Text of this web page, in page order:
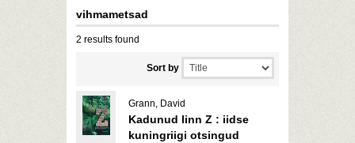
vihmametsad
2 results found
Sort by
Grann, David
Kadunud linn Z : iidse
kuningriigi otsingud